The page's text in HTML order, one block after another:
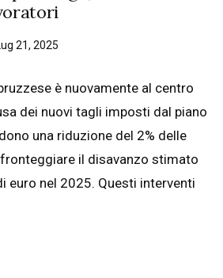
21, 2025
è nuovamente al centro
dei nuovi tagli imposti dal piano
una riduzione del 2% delle
il disavanzo stimato
euro nel 2025. Questi interventi